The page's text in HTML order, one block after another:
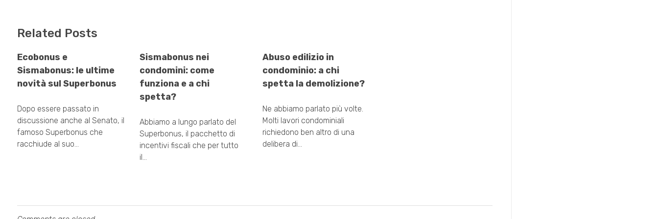
Related Posts
Ecobonus e
Sismabonus: le ultime
novità sul Superbonus
Dopo essere passato in
discussione anche al Senato, il
famoso Superbonus che
racchiude al suo…
Sismabonus nei
condomini: come
funziona e a chi
spetta?
Abbiamo a lungo parlato del
Superbonus, il pacchetto di
incentivi fiscali che per tutto
il…
Abuso edilizio in
condominio: a chi
spetta la demolizione?
Ne abbiamo parlato più volte.
Molti lavori condominiali
richiedono ben altro di una
delibera di…